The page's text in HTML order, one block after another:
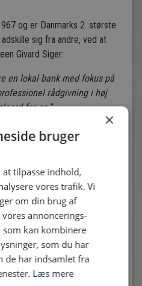
og er Danmarks 2. største
sig fra andre, ved at
Givard Siger:
en lokal bank med fokus på
rådgivning i høj
for os.”
os fra
Forskelle”.
Dette ved at
Man skal ikke komme i
her. Vi møder vores
en helt almindelig dialog,
×
bruger
tilpasse indhold,
vores trafik. Vi
om din brug af
annoncerings-
som kan kombinere
som du har
de har indsamlet fra
Læs mere